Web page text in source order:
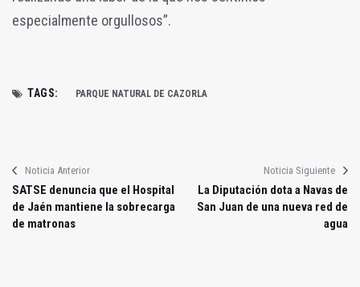
especialmente orgullosos”.
TAGS: PARQUE NATURAL DE CAZORLA
Noticia Anterior
SATSE denuncia que el Hospital
de Jaén mantiene la sobrecarga
de matronas
Noticia Siguiente
La Diputación dota a Navas de
San Juan de una nueva red de
agua